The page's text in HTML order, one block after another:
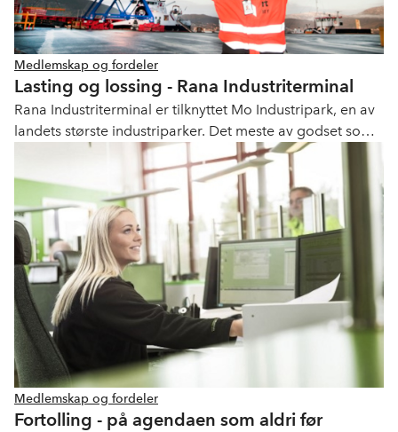
Medlemskap og fordeler
Lasting og lossing - Rana Industriterminal
Rana Industriterminal er tilknyttet Mo Industripark, en av
landets største industriparker. Det meste av godset som
går inn og ut av industriparken går gjennom Rana
Industriterminal og havnen der. Terminalen er både
logistikkbedrift og industribedrift, og det jobbes døgnet
rundt med å ta imot gods for terminalens kunder.
Medlemskap og fordeler
Fortolling - på agendaen som aldri før